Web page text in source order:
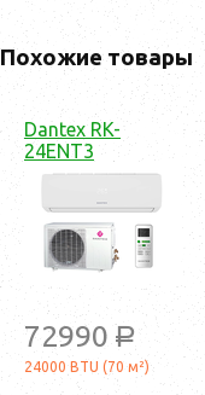
Похожие товары
Dantex RK-
24ENT3
72990 a
24000 BTU (70 м²)